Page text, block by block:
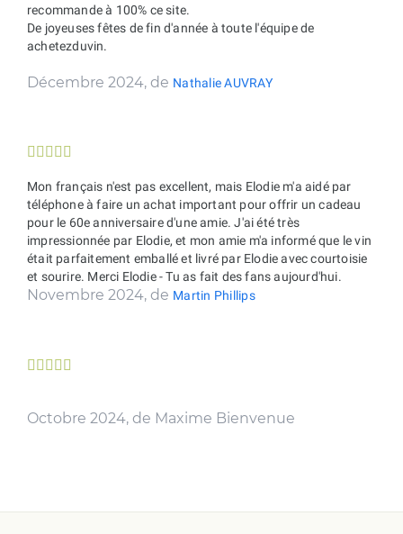
recommande à 100% ce site.
De joyeuses fêtes de fin d'année à toute l'équipe de
achetezduvin.
Décembre 2024, de Nathalie AUVRAY
    
Mon français n'est pas excellent, mais Elodie m'a aidé par
téléphone à faire un achat important pour offrir un cadeau
pour le 60e anniversaire d'une amie. J'ai été très
impressionnée par Elodie, et mon amie m'a informé que le vin
était parfaitement emballé et livré par Elodie avec courtoisie
et sourire. Merci Elodie - Tu as fait des fans aujourd'hui.
Novembre 2024, de Martin Phillips
    
Octobre 2024, de Maxime Bienvenue